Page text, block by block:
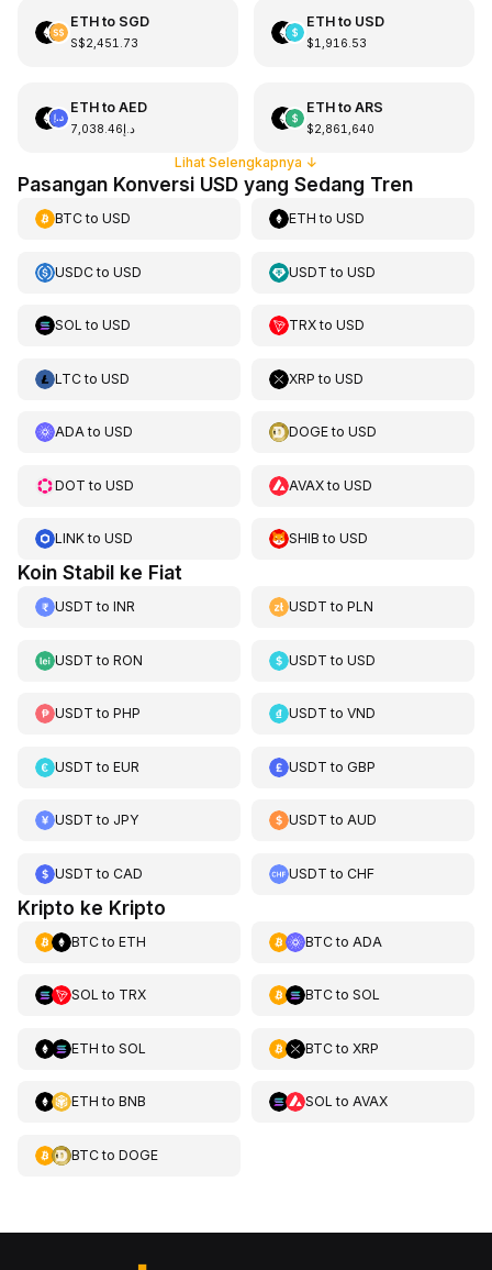
ETHto SGD
S$2,451.73
ETHto USD
$1,916.53
ETHto AED
د.إ7,038.46
ETHto ARS
$2,861,640
Lihat Selengkapnya ↓
Pasangan Konversi USD yang Sedang Tren
BTCto USD ETH toUSD
USDCto USD USDT toUSD
SOL to USD TRXtoUSD
LTCto USD XRP toUSD
ADAto USD DOGEtoUSD
DOT to USD AVAXtoUSD
LINKto USD SHIB toUSD
Koin Stabil ke Fiat
USDT to INR USDT toPLN
USDT to RON USDT toUSD
USDT to PHP USDT toVND
USDT to EUR USDT toGBP
USDT to JPY USDT toAUD
USDT to CAD USDT toCHF
Kripto ke Kripto
BTCto ETH BTCto ADA
SOL to TRX BTCto SOL
ETH to SOL BTCto XRP
ETH to BNB SOL to AVAX
BTCto DOGE